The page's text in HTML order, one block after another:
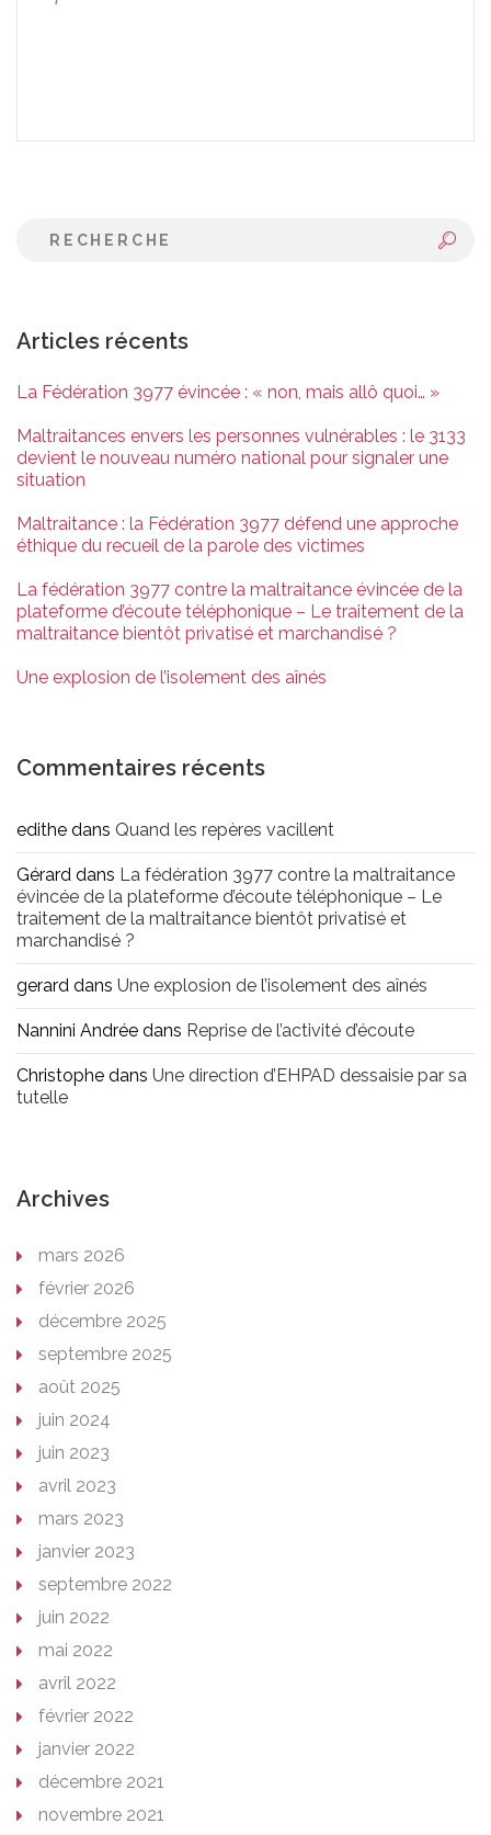
Articles récents
La Fédération 3977 évincée : « non, mais allô quoi… »
Maltraitances envers les personnes vulnérables : le 3133
devient le nouveau numéro national pour signaler une
situation
Maltraitance : la Fédération 3977 défend une approche
éthique du recueil de la parole des victimes
La fédération 3977 contre la maltraitance évincée de la
plateforme d’écoute téléphonique – Le traitement de la
maltraitance bientôt privatisé et marchandisé ?
Une explosion de l’isolement des aînés
Commentaires récents
edithe dans Quand les repères vacillent
Gérard dans La fédération 3977 contre la maltraitance
évincée de la plateforme d’écoute téléphonique – Le
traitement de la maltraitance bientôt privatisé et
marchandisé ?
gerard dans Une explosion de l’isolement des aînés
Nannini Andrée dans Reprise de l’activité d’écoute
Christophe dans Une direction d’EHPAD dessaisie par sa
tutelle
Archives
mars 2026
février 2026
décembre 2025
septembre 2025
août 2025
juin 2024
juin 2023
avril 2023
mars 2023
janvier 2023
septembre 2022
juin 2022
mai 2022
avril 2022
février 2022
janvier 2022
décembre 2021
novembre 2021